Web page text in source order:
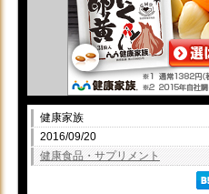
健康家族
2016/09/20
健康食品・サプリメント